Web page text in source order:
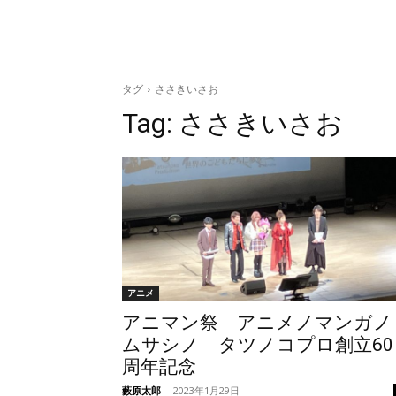
タグ ささきいさお
Tag: ささきいさお
アニメ
アニマン祭 アニメノマンガノ
ムサシノ タツノコプロ創立60
周年記念
藪原太郎 - 2023年1月29日